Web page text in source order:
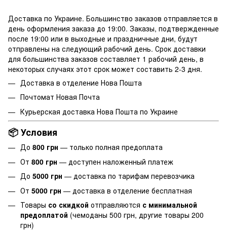
Доставка по Украине. Большинство заказов отправляется в
день оформления заказа до 19:00. Заказы, подтвержденные
после 19:00 или в выходные и праздничные дни, будут
отправлены на следующий рабочий день. Срок доставки
для большинства заказов составляет 1 рабочий день, в
некоторых случаях этот срок может составить 2-3 дня.
Доставка в отделение Нова Пошта
Почтомат Новая Почта
Курьерская доставка Нова Пошта по Украине
📦 Условия
До 800 грн — только полная предоплата
От 800 грн — доступен наложенный платеж
До 5000 грн — доставка по тарифам перевозчика
От 5000 грн — доставка в отделение бесплатная
Товары со скидкой отправляются с минимальной
предоплатой (чемоданы 500 грн, другие товары 200
грн)